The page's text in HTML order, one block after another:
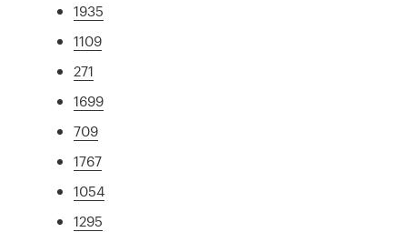
1935
1109
271
1699
709
1767
1054
1295